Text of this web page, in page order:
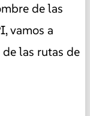
de las
vamos a
las rutas de